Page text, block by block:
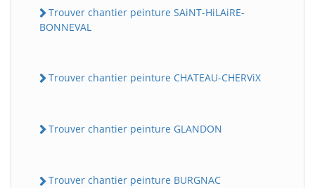
Trouver chantier peinture SAiNT-HiLAiRE-
BONNEVAL
Trouver chantier peinture CHATEAU-CHERViX
Trouver chantier peinture GLANDON
Trouver chantier peinture BURGNAC